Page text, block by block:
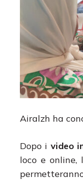
Airalzh ha
Dopo i video
loco e